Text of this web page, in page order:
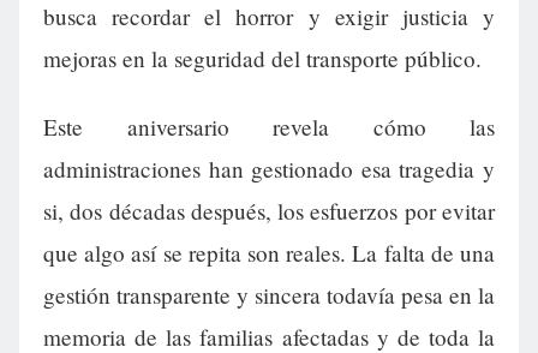
busca recordar el horror y exigir justicia y
mejoras en la seguridad del transporte público.
Este aniversario revela cómo las
administraciones han gestionado esa tragedia y
si, dos décadas después, los esfuerzos por evitar
que algo así se repita son reales. La falta de una
gestión transparente y sincera todavía pesa en la
memoria de las familias afectadas y de toda la